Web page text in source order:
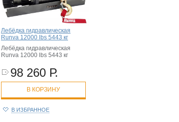
Лебёдка гидравлическая
Runva 12000 lbs 5443 кг
Лебёдка гидравлическая
Runva 12000 lbs 5443 кг
98 260 Р.
В КОРЗИНУ
В ИЗБРАННОЕ